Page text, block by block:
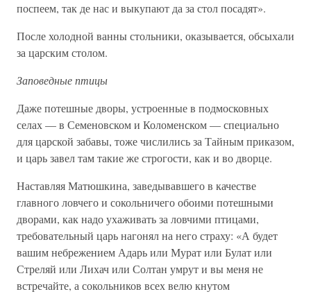
поспеем, так де нас и выкупают да за стол посадят».
После холодной ванны стольники, оказывается, обсыхали
за царским столом.
Заповедные птицы
Даже потешные дворы, устроенные в подмосковных
селах — в Семеновском и Коломенском — специально
для царской забавы, тоже числились за Тайным приказом,
и царь завел там такие же строгости, как и во дворце.
Наставляя Матюшкина, заведывавшего в качестве
главного ловчего и сокольничего обоими потешными
дворами, как надо ухаживать за ловчими птицами,
требовательный царь нагонял на него страху: «А будет
вашим небрежением Адарь или Мурат или Булат или
Стреляй или Лихач или Солтан умрут и вы меня не
встречайте, а сокольников всех велю кнутом